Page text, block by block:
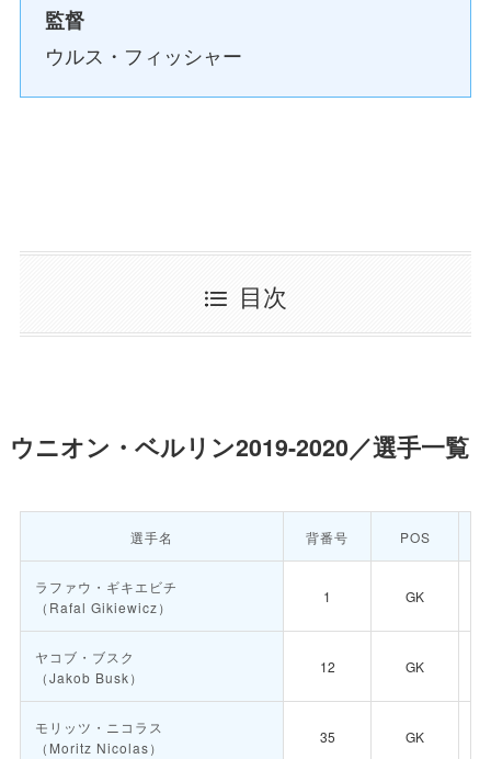
監督
ウルス・フィッシャー
目次
ウニオン・ベルリン2019-2020／選手一覧
選手名 背番号 POS
ラファウ・ギキエビチ
（Rafal Gikiewicz）
1 GK
ヤコブ・ブスク
（Jakob Busk）
12 GK
モリッツ・ニコラス
（Moritz Nicolas）
35 GK